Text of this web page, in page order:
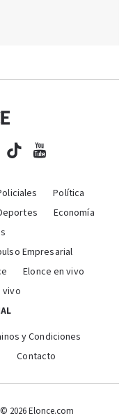
Política
Economía
Empresarial
Elonce en vivo
vivo
y Condiciones
Contacto
2026 Elonce.com